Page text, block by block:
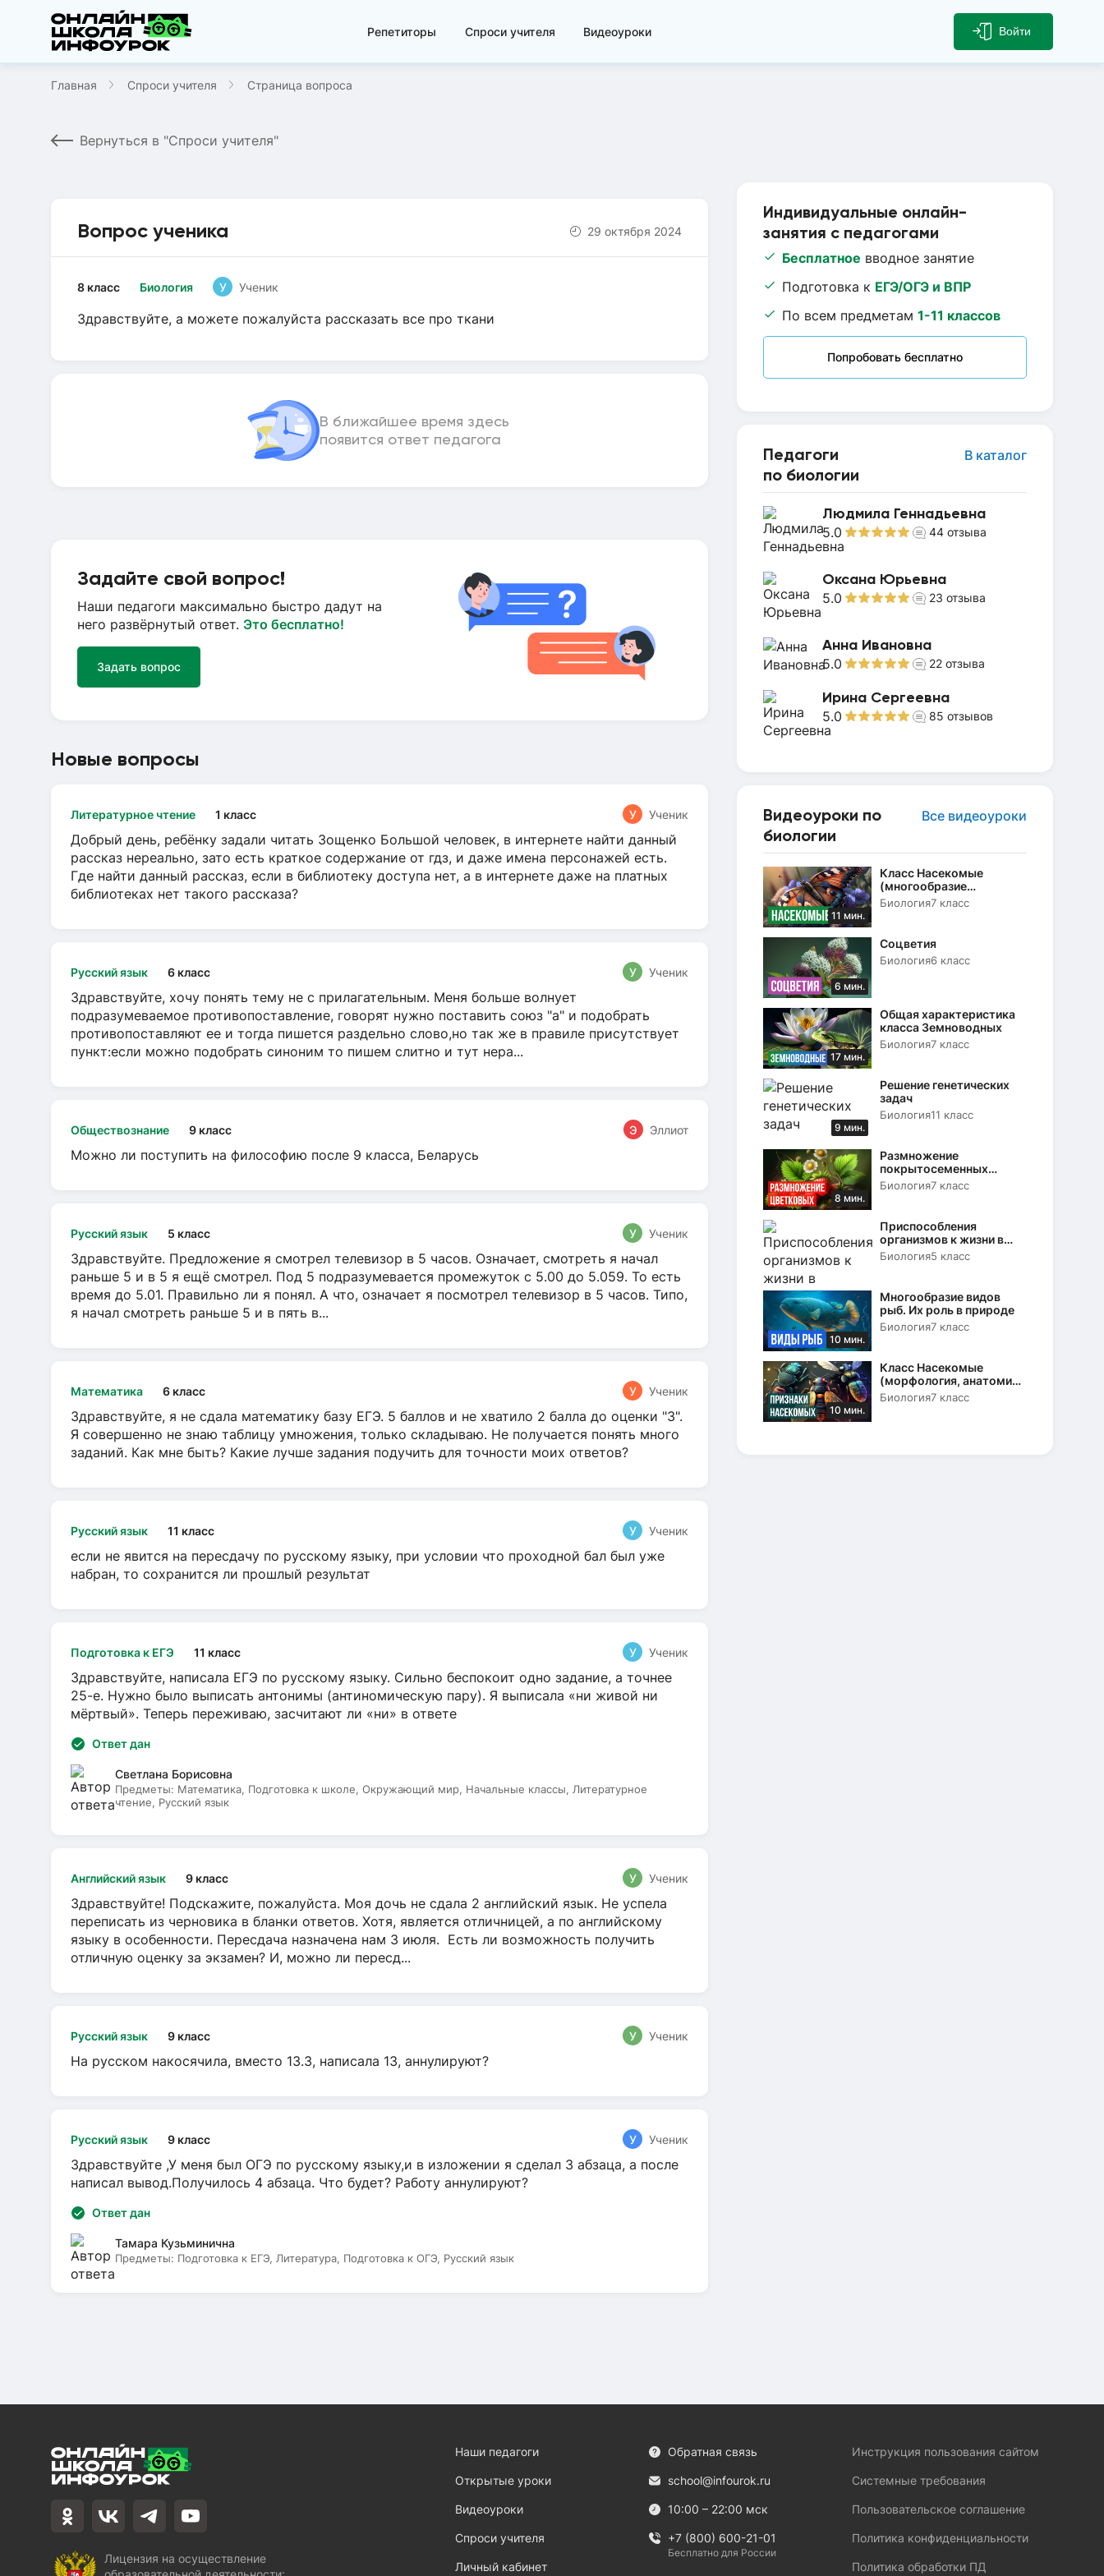
Репетиторы Спроси учителя Видеоуроки Войти
Главная Спроси учителя Страница вопроса
Вернуться в "Спроси учителя"
Индивидуальные онлайн-
занятия с педагогами
Бесплатное вводное занятие
Подготовка к ЕГЭ/ОГЭ и ВПР
По всем предметам 1-11 классов
Попробовать бесплатно
Педагоги
по биологии
В каталог
Людмила Геннадьевна
5.0 44 отзыва
Оксана Юрьевна
5.0 23 отзыва
Анна Ивановна
5.0 22 отзыва
Ирина Сергеевна
5.0 85 отзывов
Видеоуроки по
биологии
Все видеоуроки
11 мин.
Класс Насекомые
(многообразие
насекомых, их роль в
Биология7 класс
6 мин.
Соцветия
Биология6 класс
17 мин.
Общая характеристика
класса Земноводных
Биология7 класс
9 мин.
Решение генетических
задач
Биология11 класс
8 мин.
Размножение
покрытосеменных
растений. Вегетативное и
Биология7 класс
Приспособления
организмов к жизни в
природе
Биология5 класс
10 мин.
Многообразие видов
рыб. Их роль в природе
Биология7 класс
10 мин.
Класс Насекомые
(морфология, анатомия
и физиология)
Биология7 класс
Вопрос ученика 29 октября 2024
Биология
8 класс У Ученик
Здравствуйте, а можете пожалуйста рассказать все про ткани
В ближайшее время здесь
появится ответ педагога
Задайте свой вопрос!
Наши педагоги максимально быстро дадут на
него развёрнутый ответ. Это бесплатно!
Задать вопрос
Новые вопросы
Литературное чтение 1 класс У Ученик
Добрый день, ребёнку задали читать Зощенко Большой человек, в интернете найти данный
рассказ нереально, зато есть краткое содержание от гдз, и даже имена персонажей есть.
Где найти данный рассказ, если в библиотеку доступа нет, а в интернете даже на платных
библиотеках нет такого рассказа?
Русский язык 6 класс У Ученик
Здравствуйте, хочу понять тему не с прилагательным. Меня больше волнует
подразумеваемое противопоставление, говорят нужно поставить союз "а" и подобрать
противопоставляют ее и тогда пишется раздельно слово,но так же в правиле присутствует
пункт:если можно подобрать синоним то пишем слитно и тут нера...
Обществознание 9 класс Э Эллиот
Можно ли поступить на философию после 9 класса, Беларусь
Русский язык 5 класс У Ученик
Здравствуйте. Предложение я смотрел телевизор в 5 часов. Означает, смотреть я начал
раньше 5 и в 5 я ещё смотрел. Под 5 подразумевается промежуток с 5.00 до 5.059. То есть
время до 5.01. Правильно ли я понял. А что, означает я посмотрел телевизор в 5 часов. Типо,
я начал смотреть раньше 5 и в пять в...
Математика 6 класс У Ученик
Здравствуйте, я не сдала математику базу ЕГЭ. 5 баллов и не хватило 2 балла до оценки "3".
Я совершенно не знаю таблицу умножения, только складываю. Не получается понять много
заданий. Как мне быть? Какие лучше задания подучить для точности моих ответов?
Русский язык 11 класс У Ученик
если не явится на пересдачу по русскому языку, при условии что проходной бал был уже
набран, то сохранится ли прошлый результат
Подготовка к ЕГЭ 11 класс У Ученик
Здравствуйте, написала ЕГЭ по русскому языку. Сильно беспокоит одно задание, а точнее
25-е. Нужно было выписать антонимы (антиномическую пару). Я выписала «ни живой ни
мёртвый». Теперь переживаю, засчитают ли «ни» в ответе
Ответ дан
Светлана Борисовна
Предметы: Математика, Подготовка к школе, Окружающий мир, Начальные классы, Литературное
чтение, Русский язык
Английский язык 9 класс У Ученик
Здравствуйте! Подскажите, пожалуйста. Моя дочь не сдала 2 английский язык. Не успела
переписать из черновика в бланки ответов. Хотя, является отличницей, а по английскому
языку в особенности. Пересдача назначена нам 3 июля. Есть ли возможность получить
отличную оценку за экзамен? И, можно ли пересд...
Русский язык 9 класс У Ученик
На русском накосячила, вместо 13.3, написала 13, аннулируют?
Русский язык 9 класс У Ученик
Здравствуйте ,У меня был ОГЭ по русскому языку,и в изложении я сделал 3 абзаца, а после
написал вывод.Получилось 4 абзаца. Что будет? Работу аннулируют?
Ответ дан
Тамара Кузьминична
Предметы: Подготовка к ЕГЭ, Литература, Подготовка к ОГЭ, Русский язык
Лицензия на осуществление
Наши педагоги
Открытые уроки
Видеоуроки
Спроси учителя
Личный кабинет
Обратная связь
school@infourok.ru
10:00 – 22:00 мск
+7 (800) 600-21-01
Бесплатно для России
Инструкция пользования сайтом
Системные требования
Пользовательское соглашение
Политика конфиденциальности
Политика обработки ПД